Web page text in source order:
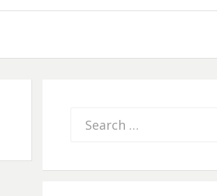
Search